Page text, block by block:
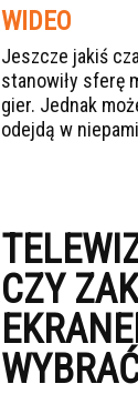
WIDEO
Jeszcze jakiś
stanowiły sferę
gier. Jednak
odejdą w
CZY